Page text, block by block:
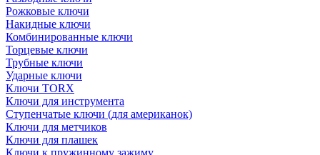
Рожковые ключи
Накидные ключи
Комбинированные ключи
Торцевые ключи
Трубные ключи
Ударные ключи
Ключи TORX
Ключи для инструмента
Ступенчатые ключи (для американок)
Ключи для метчиков
Ключи для плашек
Ключи к пружинному зажиму